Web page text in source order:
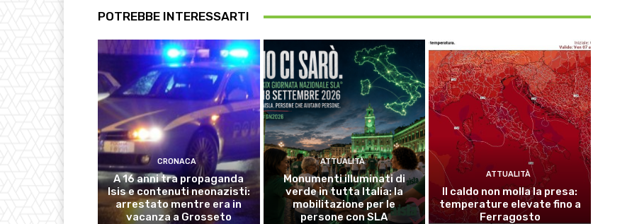
POTREBBE INTERESSARTI
CRONACA
A 16 anni tra propaganda
Isis e contenuti neonazisti:
arrestato mentre era in
vacanza a Grosseto
ATTUALITÀ
Monumenti illuminati di
verde in tutta Italia: la
mobilitazione per le
persone con SLA
ATTUALITÀ
Il caldo non molla la presa:
temperature elevate fino a
Ferragosto